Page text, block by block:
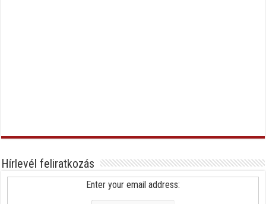
Hírlevél feliratkozás
Enter your email address: